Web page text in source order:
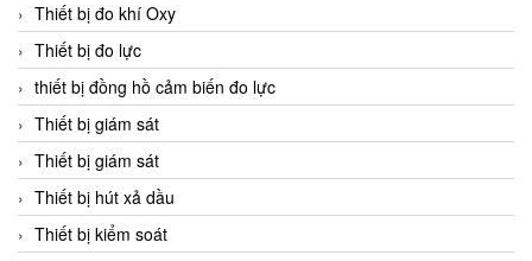
Thiết bị đo khí Oxy
Thiết bị đo lực
thiết bị đồng hồ cảm biến đo lực
Thiết bị giám sát
Thiết bị giám sát
Thiết bị hút xả dầu
Thiết bị kiểm soát